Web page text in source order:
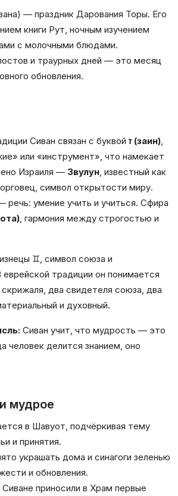
— праздник Дарования Торы. Его
книги Рут, ночным изучением
с молочными блюдами.
и траурных дней — это месяц
обновления.
Сиван связан с буквой ז (заин)
или «инструмент», что намекает
Израиля — Звулун , известный как
символ открытости миру.
речь: умение учить и учиться. Сфира
, гармония между строгостью и
♊, символ союза и
традиции он понимается
два свидетеля союза, два
и духовный.
Сиван учит, что мудрость — это
человек делится знанием, оно
мудрое
в Шавуот, подчёркивая тему
и принятия.
украшать дома и синагоги зеленью
и обновления.
приносили в Храм первые